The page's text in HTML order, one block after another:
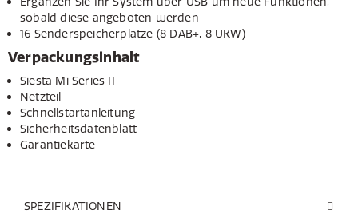
sobald diese angeboten werden
16 Senderspeicherplätze (8 DAB+, 8 UKW)
Verpackungsinhalt
Siesta Mi Series II
Netzteil
Schnellstartanleitung
Sicherheitsdatenblatt
Garantiekarte
SPEZIFIKATIONEN